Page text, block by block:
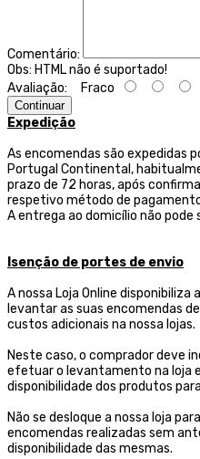
Comentário:
Obs: HTML não é suportado!
Avaliação: Fraco
Continuar
Expedição
As encomendas são expedidas
Portugal Continental,
prazo de 72 horas, após
respetivo método de
A entrega ao domicílio não
Isenção de portes de envio
A nossa Loja Online disponibiliza
levantar as suas encomendas
custos adicionais na nossa lojas.
Neste caso, o comprador deve
efetuar o levantamento na loja
disponibilidade dos produtos
Não se desloque a nossa loja
encomendas realizadas sem
disponibilidade das mesmas.